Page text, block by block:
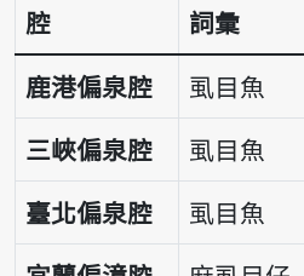
腔
詞彙
鹿港偏泉腔
虱目魚
三峽偏泉腔
虱目魚
臺北偏泉腔
虱目魚